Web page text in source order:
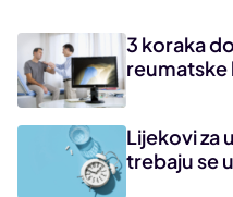
3 koraka
reumatske
Lijekovi za
trebaju se